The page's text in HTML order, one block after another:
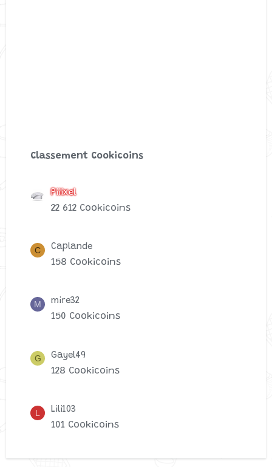
Classement Cookicoins
Piiixel
22 612 Cookicoins
C Caplande
158 Cookicoins
M mire32
150 Cookicoins
G Gayel49
128 Cookicoins
L Lili103
101 Cookicoins